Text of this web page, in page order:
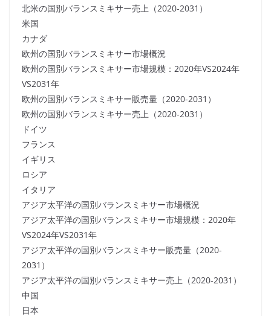
北米の国別バランスミキサー売上（2020-2031）
米国
カナダ
欧州の国別バランスミキサー市場概況
欧州の国別バランスミキサー市場規模：2020年VS2024年
VS2031年
欧州の国別バランスミキサー販売量（2020-2031）
欧州の国別バランスミキサー売上（2020-2031）
ドイツ
フランス
イギリス
ロシア
イタリア
アジア太平洋の国別バランスミキサー市場概況
アジア太平洋の国別バランスミキサー市場規模：2020年
VS2024年VS2031年
アジア太平洋の国別バランスミキサー販売量（2020-
2031）
アジア太平洋の国別バランスミキサー売上（2020-2031）
中国
日本